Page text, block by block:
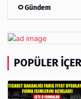
Gündem
POPÜLER